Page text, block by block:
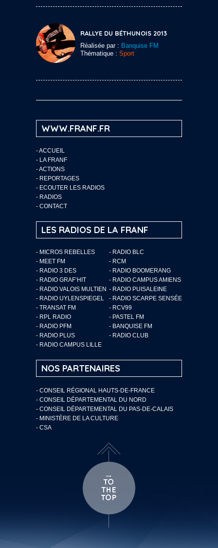
RALLYE DU BÉTHUNOIS 2013
Réalisée par : Banquise FM
Thématique : Sport
WWW.FRANF.FR
-ACCUEIL
- LA FRANF
-ACTIONS
- REPORTAGES
- ECOUTER LES RADIOS
- RADIOS
- CONTACT
LES RADIOS DE LA FRANF
- MICROS REBELLES
- RADIO BLC
- MEET FM
- RCM
- RADIO 3 DES
- RADIO BOOMERANG
- RADIO GRAF’HIT
- RADIO CAMPUS AMIENS
- RADIO VALOIS MULTIEN - RADIO PUISALEINE
- RADIO UYLENSPIEGEL
- RADIO SCARPE SENSÉE
- TRANSAT FM
- RCV99
- RPL RADIO
- PASTEL FM
- RADIO PFM
- BANQUISE FM
- RADIO PLUS
- RADIO CLUB
- RADIO CAMPUS LILLE
NOS PARTENAIRES
- CONSEIL RÉGIONAL HAUTS-DE-FRANCE
- CONSEIL DÉPARTEMENTAL DU NORD
- CONSEIL DÉPARTEMENTAL DU PAS-DE-CALAIS
- MINISTÈRE DE LA CULTURE
- CSA